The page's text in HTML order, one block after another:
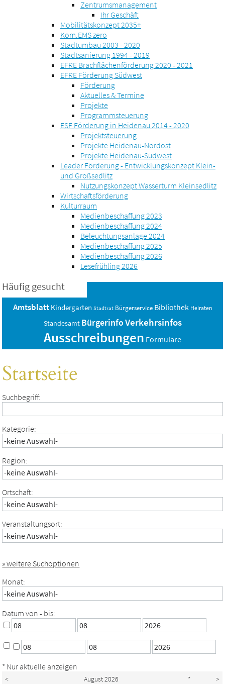
Zentrumsmanagement
Ihr Geschäft
Mobilitätskonzept 2035+
Kom.EMS zero
Stadtumbau 2003 - 2020
Stadtsanierung 1994 - 2019
EFRE Brachflächenförderung 2020 - 2021
EFRE Förderung Südwest
Förderung
Aktuelles & Termine
Projekte
Programmsteuerung
ESF Förderung in Heidenau 2014 - 2020
Projektsteuerung
Projekte Heidenau-Nordost
Projekte Heidenau-Südwest
Leader Förderung - Entwicklungskonzept Klein-
und Großsedlitz
Nutzungskonzept Wasserturm Kleinsedlitz
Wirtschaftsförderung
Kulturraum
Medienbeschaffung 2023
Medienbeschaffung 2024
Beleuchtungsanlage 2024
Medienbeschaffung 2025
Medienbeschaffung 2026
Lesefrühling 2026
Häufig gesucht
Amtsblatt Kindergarten Stadtrat Bürgerservice Bibliothek Heiraten
Standesamt BürgerinfoVerkehrsinfos
Ausschreibungen Formulare
Startseite
Suchbegriff:
Kategorie:
Region:
Ortschaft:
Veranstaltungsort:
» weitere Suchoptionen
Monat:
Datum von - bis:
* Nur aktuelle anzeigen
< August 2026 *
>